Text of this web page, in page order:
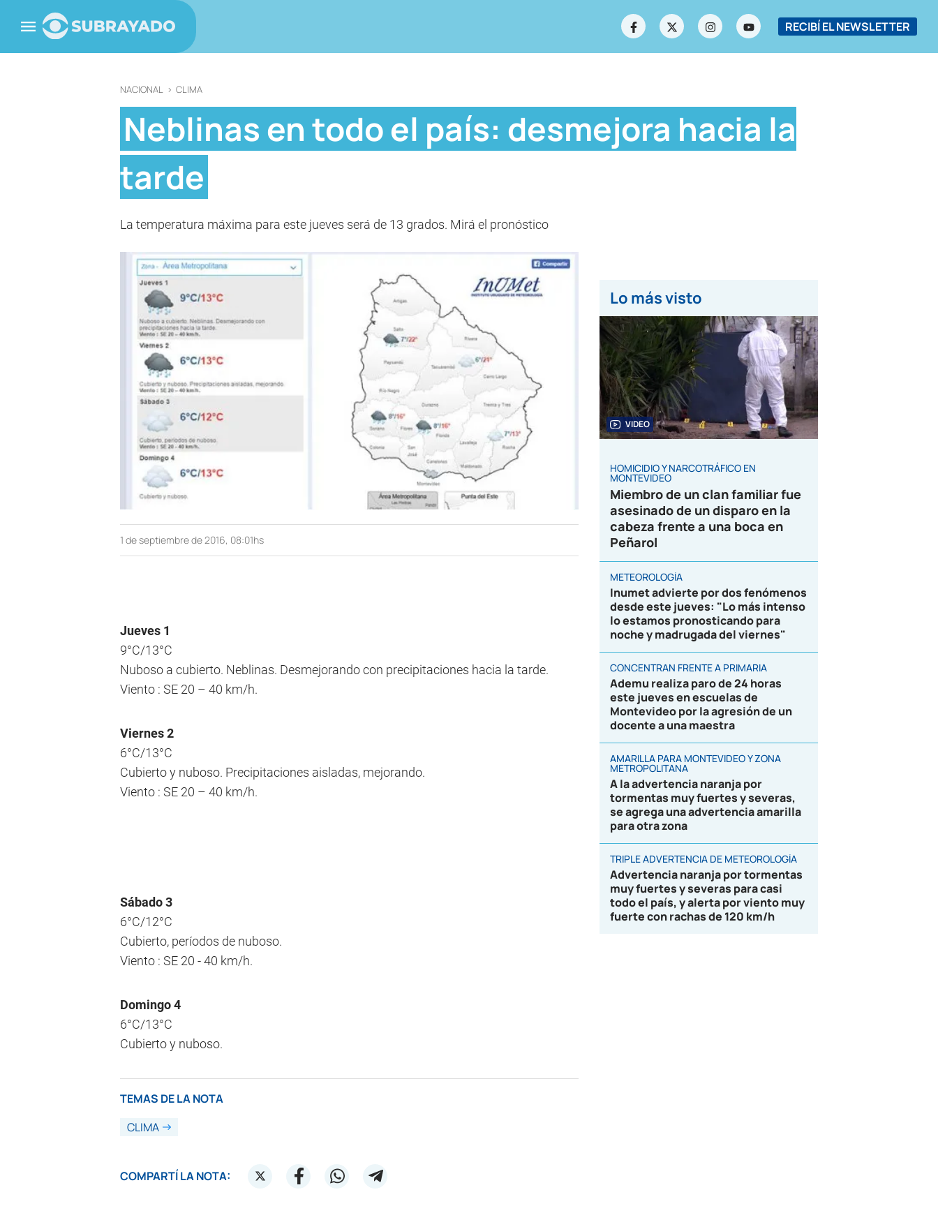
RECIBÍ EL NEWSLETTER
NACIONAL > CLIMA
Neblinas en todo el país: desmejora hacia la
tarde
La temperatura máxima para este jueves será de 13 grados. Mirá el pronóstico
1 de septiembre de 2016, 08:01hs
Jueves 1
9°C/13°C
Nuboso a cubierto. Neblinas. Desmejorando con precipitaciones hacia la tarde.
Viento : SE 20 – 40 km/h.
Viernes 2
6°C/13°C
Cubierto y nuboso. Precipitaciones aisladas, mejorando.
Viento : SE 20 – 40 km/h.
Sábado 3
6°C/12°C
Cubierto, períodos de nuboso.
Viento : SE 20 - 40 km/h.
Domingo 4
6°C/13°C
Cubierto y nuboso.
TEMAS DE LA NOTA
CLIMA
COMPARTÍ LA NOTA:
Lo más visto
VIDEO
HOMICIDIO Y NARCOTRÁFICO EN
MONTEVIDEO
Miembro de un clan familiar fue
asesinado de un disparo en la
cabeza frente a una boca en
Peñarol
METEOROLOGÍA
Inumet advierte por dos fenómenos
desde este jueves: "Lo más intenso
lo estamos pronosticando para
noche y madrugada del viernes"
CONCENTRAN FRENTE A PRIMARIA
Ademu realiza paro de 24 horas
este jueves en escuelas de
Montevideo por la agresión de un
docente a una maestra
AMARILLA PARA MONTEVIDEO Y ZONA
METROPOLITANA
A la advertencia naranja por
tormentas muy fuertes y severas,
se agrega una advertencia amarilla
para otra zona
TRIPLE ADVERTENCIA DE METEOROLOGÍA
Advertencia naranja por tormentas
muy fuertes y severas para casi
todo el país, y alerta por viento muy
fuerte con rachas de 120 km/h